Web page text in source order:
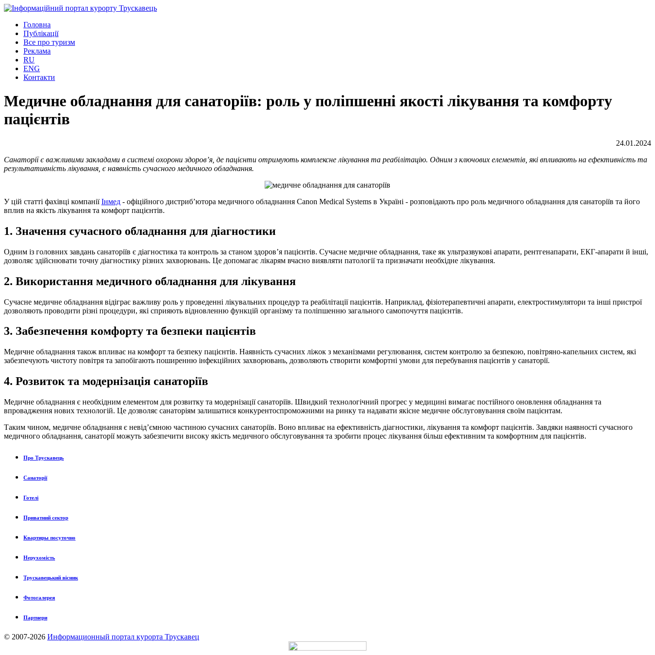
Головна
Публікації
Все про туризм
Реклама
RU
ENG
Контакти
Медичне обладнання для санаторіїв: роль у поліпшенні якості лікування та комфорту
пацієнтів
24.01.2024
Санаторії є важливими закладами в системі охорони здоров’я, де пацієнти отримують комплексне лікування та реабілітацію. Одним з ключових елементів, які впливають на ефективність та
результативність лікування, є наявність сучасного медичного обладнання.
У цій статті фахівці компаніїІнмед - офіційного дистриб’ютора медичного обладнання Canon Medical Systems в Україні - розповідають про роль медичного обладнання для санаторіїв та його
вплив на якість лікування та комфорт пацієнтів.
1. Значення сучасного обладнання для діагностики
Одним із головних завдань санаторіїв є діагностика та контроль за станом здоров’я пацієнтів. Сучасне медичне обладнання, таке як ультразвукові апарати, рентгенапарати, ЕКГ-апарати й інші,
дозволяє здійснювати точну діагностику різних захворювань. Це допомагає лікарям вчасно виявляти патології та призначати необхідне лікування.
2. Використання медичного обладнання для лікування
Сучасне медичне обладнання відіграє важливу роль у проведенні лікувальних процедур та реабілітації пацієнтів. Наприклад, фізіотерапевтичні апарати, електростимулятори та інші пристрої
дозволяють проводити різні процедури, які сприяють відновленню функцій організму та поліпшенню загального самопочуття пацієнтів.
3. Забезпечення комфорту та безпеки пацієнтів
Медичне обладнання також впливає на комфорт та безпеку пацієнтів. Наявність сучасних ліжок з механізмами регулювання, систем контролю за безпекою, повітряно-капельних систем, які
забезпечують чистоту повітря та запобігають поширенню інфекційних захворювань, дозволяють створити комфортні умови для перебування пацієнтів у санаторії.
4. Розвиток та модернізація санаторіїв
Медичне обладнання є необхідним елементом для розвитку та модернізації санаторіїв. Швидкий технологічний прогрес у медицині вимагає постійного оновлення обладнання та
впровадження нових технологій. Це дозволяє санаторіям залишатися конкурентоспроможними на ринку та надавати якісне медичне обслуговування своїм пацієнтам.
Таким чином, медичне обладнання є невід’ємною частиною сучасних санаторіїв. Воно впливає на ефективність діагностики, лікування та комфорт пацієнтів. Завдяки наявності сучасного
медичного обладнання, санаторії можуть забезпечити високу якість медичного обслуговування та зробити процес лікування більш ефективним та комфортним для пацієнтів.
Про Трускавець
Санаторії
Готелі
Приватний сектор
Квартиры посуточно
Нерухомість
Трускавецький вісник
Фотогалерея
Партнери
© 2007-2026 Информационный портал курорта Трускавец